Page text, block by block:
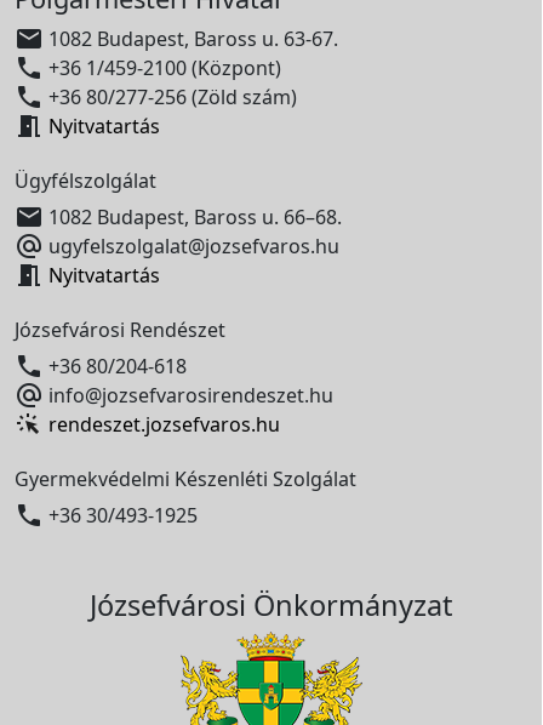
 1082 Budapest, Baross u. 63-67.
 +36 1/459-2100 (Központ)
 +36 80/277-256 (Zöld szám)
 Nyitvatartás
Ügyfélszolgálat
 1082 Budapest, Baross u. 66–68.
 ugyfelszolgalat@jozsefvaros.hu
 Nyitvatartás
Józsefvárosi Rendészet
 +36 80/204-618
 info@jozsefvarosirendeszet.hu
rendeszet.jozsefvaros.hu
Gyermekvédelmi Készenléti Szolgálat
 +36 30/493-1925
Józsefvárosi Önkormányzat